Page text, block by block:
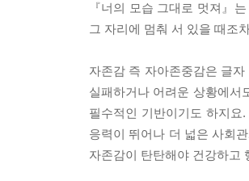
『너의 모습 그대로 멋져』
그 자리에 멈춰 서 있을 때조
자존감 즉 자아존중감은 글
실패하거나 어려운 상황에서
필수적인 기반이기도 하지요
응력이 뛰어나 더 넓은 사회
자존감이 탄탄해야 건강하고